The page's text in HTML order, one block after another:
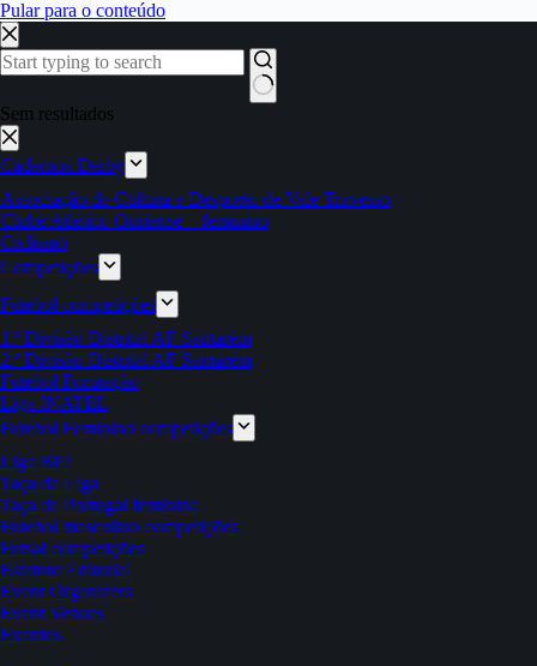
Pular para o conteúdo
Sem resultados
Cadernos Derby
Associação de Cultura e Desporto de Vale Travesso
Clube Atlético Ouriense – feminino
Ciclismo
Competições
Futebol competições
1.ª Divisão Distrital AF Santarém
2.ª Divisão Distrital AF Santarém
Futebol Formação
Liga INATEL
Futebol Feminino competições
Liga BPI
Taça da Liga
Taça de Portugal feminina
Futebol masculino competições
Futsal competições
Estatuto Editorial
Event Organizers
Event Venues
Eventos